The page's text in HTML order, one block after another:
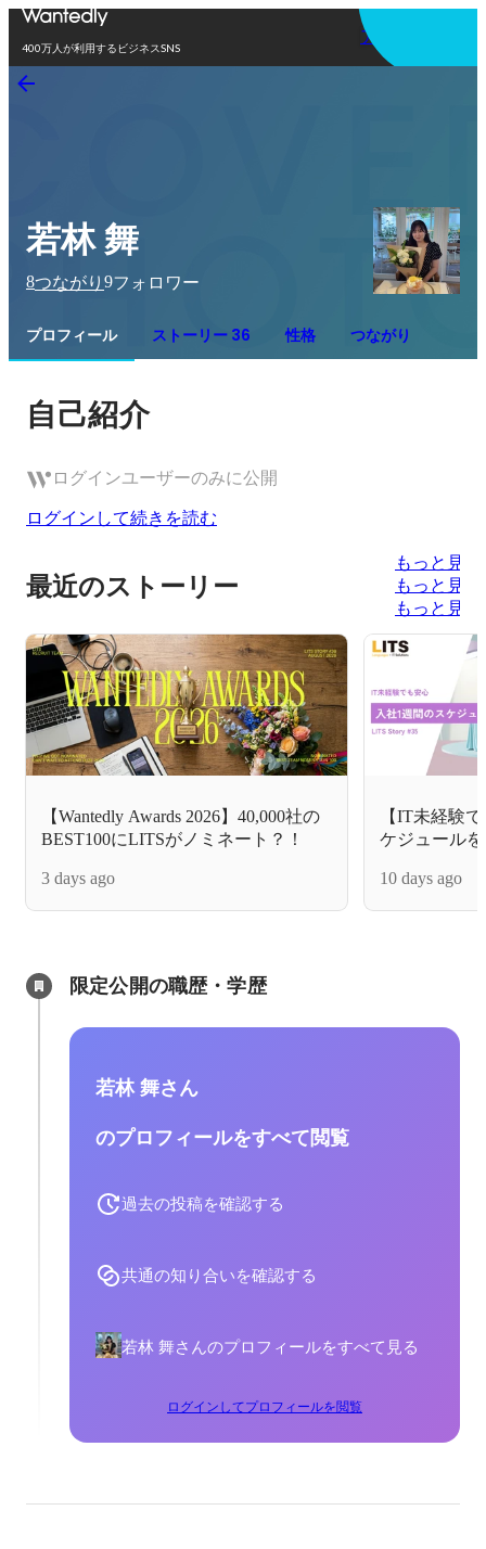
400万人が利用するビジネスSNS
アプリを使う
若林 舞
8つながり 9フォロワー
プロフィール ストーリー 36 性格 つながり
自己紹介
ログインユーザーのみに公開
ログインして続きを読む
最近のストーリー
もっと見る
もっと見る
もっと見る
【Wantedly Awards 2026】40,000社の
BEST100にLITSがノミネート？！
3 days ago
【IT未経験
ケジュール
10 days ago
限定公開の職歴・学歴
若林 舞さん
のプロフィールをすべて閲覧
過去の投稿を確認する
共通の知り合いを確認する
若林 舞さんのプロフィールをすべて見る
ログインしてプロフィールを閲覧